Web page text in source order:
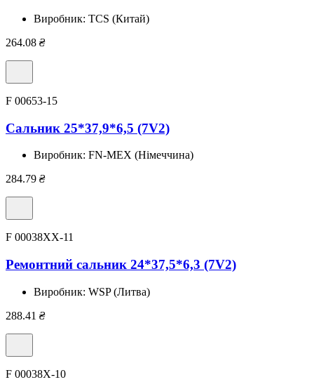
Виробник: TCS (Китай)
264.08 ₴
F 00653-15
Сальник 25*37,9*6,5 (7V2)
Виробник: FN-MEX (Німеччина)
284.79 ₴
F 00038XX-11
Ремонтний сальник 24*37,5*6,3 (7V2)
Виробник: WSP (Литва)
288.41 ₴
F 00038X-10